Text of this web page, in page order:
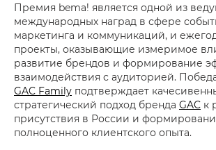
Премия bema! является одной из
международных наград в сфере
маркетинга и коммуникаций, и
проекты, оказывающие измеримое
развитие брендов и формирование
взаимодействия с аудиторией.
GAC Family подтверждает
стратегический подход бренда GAC к
присутствия в России и
полноценного клиентского опыта.